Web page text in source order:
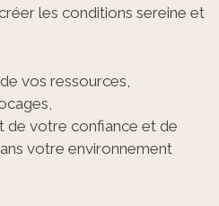
les conditions sereine et
vos ressources,
de votre confiance et de
votre environnement